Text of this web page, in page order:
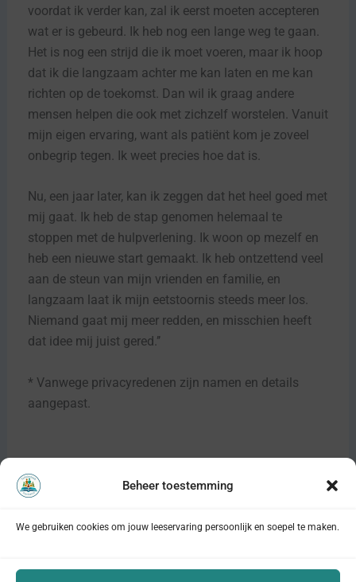
Beheer toestemming
We gebruiken cookies om jouw leeservaring persoonlijk en soepel te maken.
voordat ik verder kan, zal ik eerst moeten accepteren
wat er is gebeurd. Ik heb nog een lange weg te gaan.
Het is nog een strijd die ik moet voeren, maar ik hoop
dat ik die langzaam achter me kan laten en me kan
richten op de toekomst. Dan wil ik graag andere
mensen helpen die ook met zichzelf worstelen. Vanuit
mijn eigen ervaring, want als patiënt kom je zoveel
onbegrip tegen. Ik weet precies hoe dat is.
Nu, een jaar later, kan ik zeggen dat het heel goed met
mij gaat. Ik heb de stap genomen helemaal te
stoppen met de hulpverlening. Ik woon op mezelf en
heb een nieuwe start gemaakt. Ik heb ontzettend veel
aan de steun van mijn vrienden en familie, en
langzaam laat ik mijn eetstoornis steeds meer los.
Niemand gaat mij meer redden, en misschien heeft
dat idee mij juist gered.’’
* Vanwege privacyredenen zijn namen en details
aangepast.